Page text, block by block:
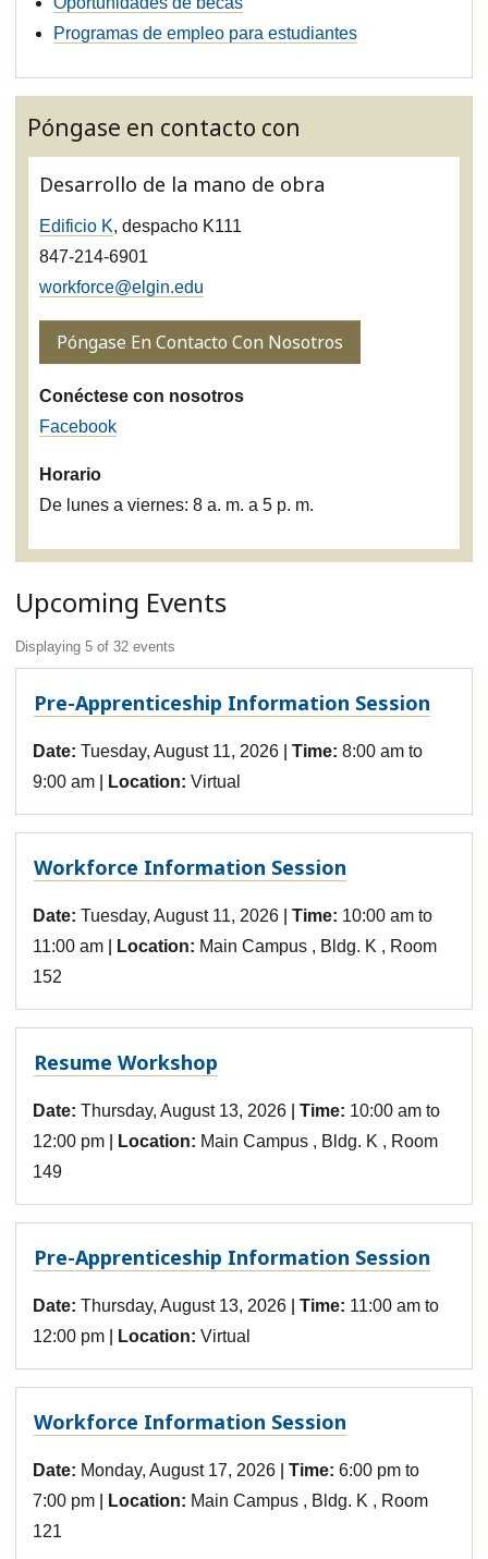
Programas de empleo para estudiantes
Póngase en contacto con
Desarrollo de la mano de obra
Edificio K, despacho K111
847-214-6901
workforce@elgin.edu
Póngase En Contacto Con Nosotros
Conéctese con nosotros
Facebook
Horario
De lunes a viernes: 8 a. m. a 5 p. m.
Upcoming Events
Displaying 5 of 32 events
Pre-Apprenticeship Information Session
Date: Tuesday, August 11, 2026 Time: 8:00 am to
9:00 am
Location: Virtual
Workforce Information Session
Date: Tuesday, August 11, 2026 Time: 10:00 am to
11:00 am
Location: Main Campus , Bldg. K , Room
152
Resume Workshop
Date: Thursday, August 13, 2026 Time: 10:00 am to
12:00 pm
Location: Main Campus , Bldg. K , Room
149
Pre-Apprenticeship Information Session
Date: Thursday, August 13, 2026 Time: 11:00 am to
12:00 pm
Location: Virtual
Workforce Information Session
Date: Monday, August 17, 2026 Time: 6:00 pm to
7:00 pm
Location: Main Campus , Bldg. K , Room
121